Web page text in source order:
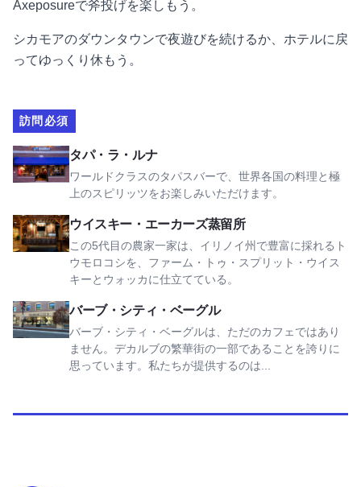
Axeposureで斧投げを楽しもう。
シカモアのダウンタウンで夜遊びを続けるか、ホテルに戻
ってゆっくり休もう。
訪問必須
タパ・ラ・ルナ
ワールドクラスのタパスバーで、世界各国の料理と極
上のスピリッツをお楽しみいただけます。
タパ・ラ・ルナを見る
ウイスキー・エーカーズ蒸留所
この5代目の農家一家は、イリノイ州で豊富に採れるト
ウモロコシを、ファーム・トゥ・スプリット・ウイス
キーとウォッカに仕立てている。
ウイスキー・エーカーズ蒸留所を見る
バーブ・シティ・ベーグル
バーブ・シティ・ベーグルは、ただのカフェではあり
ません。デカルブの繁華街の一部であることを誇りに
思っています。私たちが提供するのは...
バーブ・シティ・ベーグルを見る